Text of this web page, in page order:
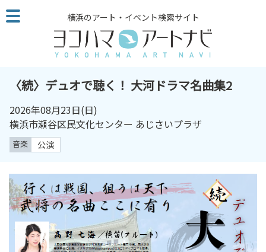
こ
の
他
ペ
ー
横浜のアート・イベント検索サイト
〈続〉デュオで聴く！ 大河ドラマ名曲集2
2026年08月23日(日)
横浜市瀬谷区民文化センター あじさいプラザ
音楽 公演